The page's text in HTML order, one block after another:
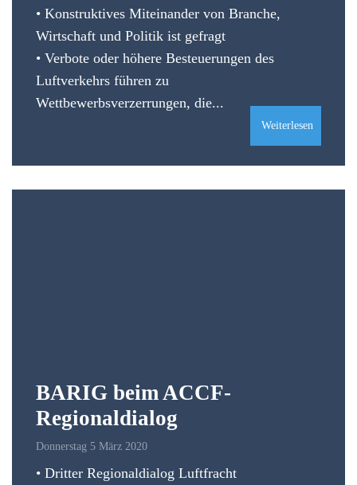
• Konstruktives Miteinander von Branche,
Wirtschaft und Politik ist gefragt
• Verbote oder höhere Besteuerungen des
Luftverkehrs führen zu
Wettbewerbsverzerrungen, die...
Weiterlesen
BARIG beim ACCF-
Regionaldialog
Donnerstag 5 März 2020
• Dritter Regionaldialog Luftfracht